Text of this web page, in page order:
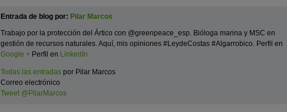
Entrada de blog por: Pilar Marcos
Trabajo por la protección del Ártico con @greenpeace_esp. Bióloga marina y MSC en
gestión de recursos naturales. Aquí, mis opiniones #LeydeCostas #Algarrobico. Perfil en
Google + Perfil en LinkedIn
Todas las entradas por Pilar Marcos
Correo electrónico
Tweet @PilarMarcos